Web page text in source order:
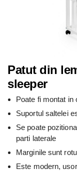
Patut din
sleeper
Poate fi montat in
Suportul saltelei
Se poate
parti laterale
Marginile sunt
Este modern,